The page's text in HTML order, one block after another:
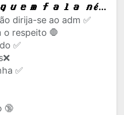
🫦𝑬́ 𝒃𝒂𝒃𝒂𝒅𝒐 𝒒𝒖𝒆𝒎 𝒇𝒂𝒍𝒂 𝒏𝒆́ 𝒕𝒂𝒕𝒚𝒂𝒏𝒆 𝒆 𝒔𝒆𝒖𝒔 𝒂𝒎𝒊𝒈𝒐𝒔 😈
dirija-se ao adm ✅
o respeito 🛑
✅
✅
🔞